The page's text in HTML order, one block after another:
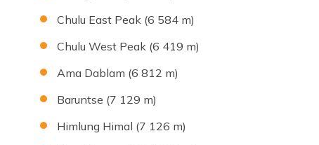
Chulu East Peak (6 584 m)
Chulu West Peak (6 419 m)
Ama Dablam (6 812 m)
Baruntse (7 129 m)
Himlung Himal (7 126 m)